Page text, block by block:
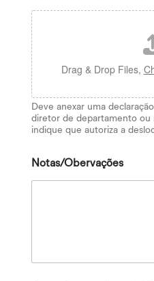
Drag & Drop Files,
Deve anexar uma
diretor de departamento ou
indique que autoriza a
Notas/Obervações